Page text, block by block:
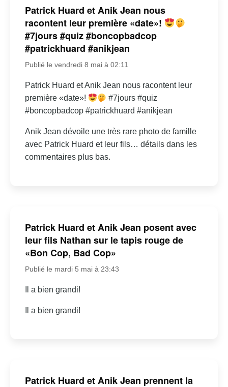
Patrick Huard et Anik Jean nous
racontent leur première «date»!
#7jours #quiz #boncopbadcop
#patrickhuard #anikjean
Publié le vendredi 8 mai à 02:11
Patrick Huard et Anik Jean nous racontent leur
première «date»!
#7jours #quiz
#boncopbadcop #patrickhuard #anikjean
Anik Jean dévoile une très rare photo de famille
avec Patrick Huard et leur fils… détails dans les
commentaires plus bas.
Patrick Huard et Anik Jean posent avec
leur fils Nathan sur le tapis rouge de
«Bon Cop, Bad Cop»
Publié le mardi 5 mai à 23:43
Il a bien grandi!
Il a bien grandi!
Patrick Huard et Anik Jean prennent la